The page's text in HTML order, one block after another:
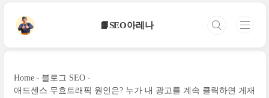
📙SEO아레나
Home
블로그 SEO
애드센스 무효트래픽 원인은? 누가 내 광고를 계속 클릭하면 게재